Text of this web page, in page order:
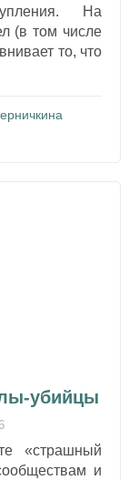
На
(в том числе
то, что
убийцы
«страшный
и